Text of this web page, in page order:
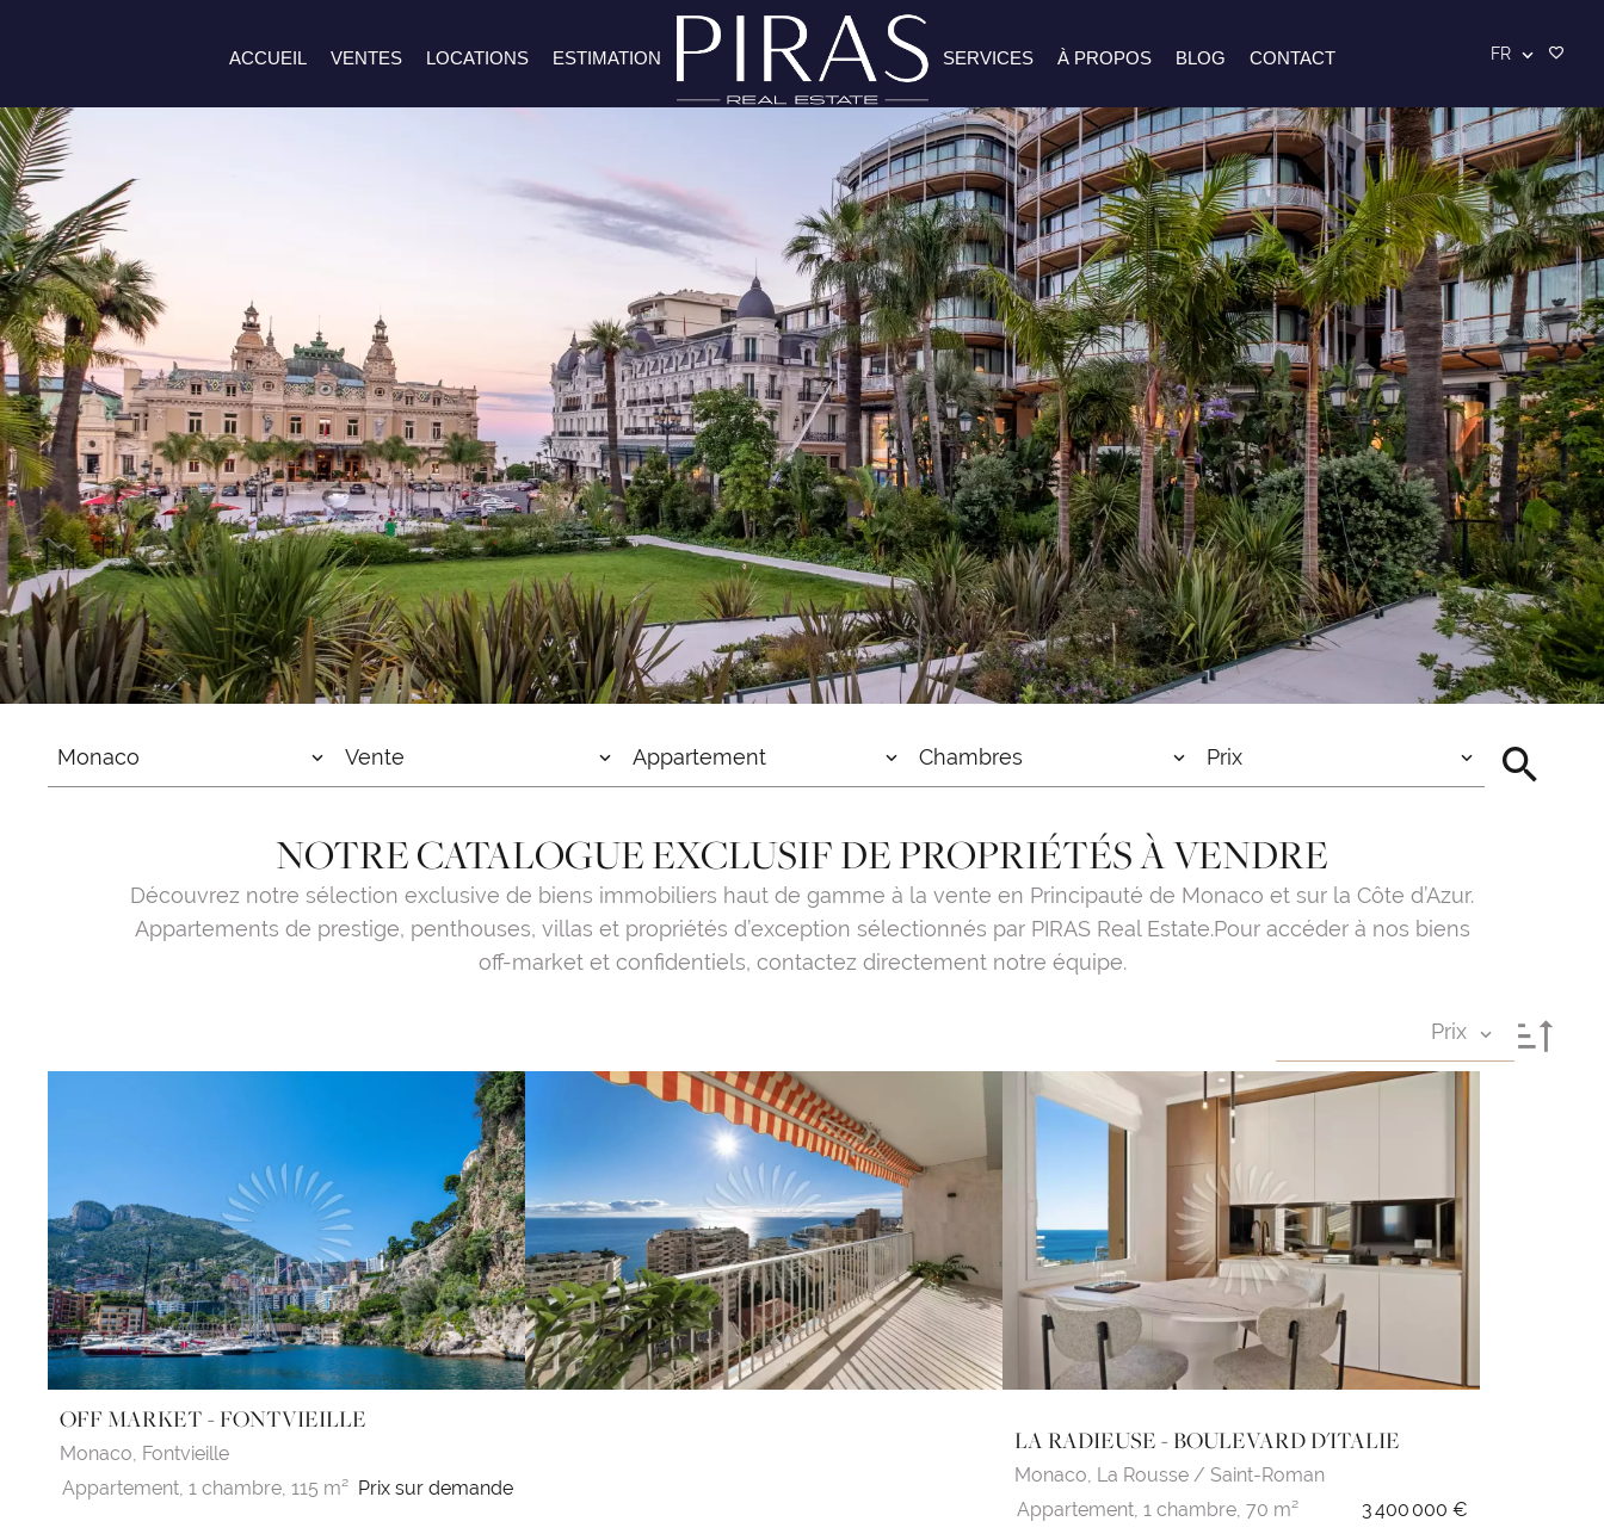
ACCUEIL VENTES LOCATIONS ESTIMATION SERVICES À PROPOS BLOG CONTACT FR
Monaco Vente Appartement Chambres Prix
NOTRE CATALOGUE EXCLUSIF DE PROPRIÉTÉS À VENDRE
Découvrez notre sélection exclusive de biens immobiliers haut de gamme à la vente en Principauté de Monaco et sur la Côte d’Azur.
Appartements de prestige, penthouses, villas et propriétés d’exception sélectionnés par PIRAS Real Estate.Pour accéder à nos biens
off-market et confidentiels, contactez directement notre équipe.
Prix
OFF MARKET - FONTVIEILLE
Monaco, Fontvieille
Appartement, 1 chambre, 115 m² Prix sur demande
LA RADIEUSE - BOULEVARD D'ITALIE
Monaco, La Rousse / Saint-Roman
Appartement, 1 chambre, 70 m² 3 400 000 €